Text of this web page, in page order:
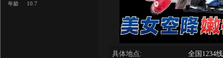
年龄
10.7
具体地点: 全国1234